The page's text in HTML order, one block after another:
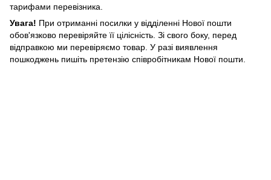
тарифами перевізника.
Увага! При отриманні посилки у відділенні Нової пошти
обов'язково перевіряйте її цілісність. Зі свого боку, перед
відправкою ми перевіряємо товар. У разі виявлення
пошкоджень пишіть претензію співробітникам Нової пошти.